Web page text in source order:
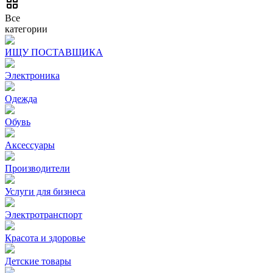
Все
категории
ИЩУ ПОСТАВЩИКА
Электроника
Одежда
Обувь
Аксессуары
Производители
Услуги для бизнеса
Электротранспорт
Красота и здоровье
Детские товары